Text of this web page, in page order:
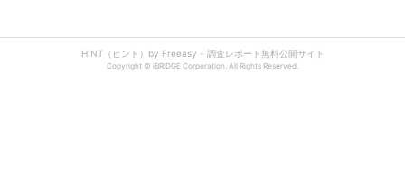
HINT（ヒント）by Freeasy - 調査レポート無料公開サイト
Copyright © iBRIDGE Corporation. All Rights Reserved.